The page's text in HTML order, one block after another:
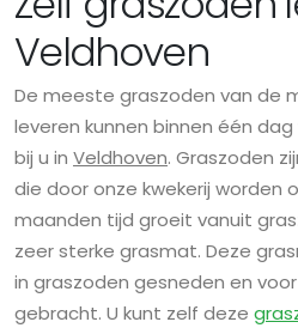
Veldhoven
De meeste graszoden van de
leveren kunnen binnen één
bij u in Veldhoven. Graszoden
die door onze kwekerij worden
maanden tijd groeit vanuit
zeer sterke grasmat. Deze
in graszoden gesneden en
gebracht. U kunt zelf deze